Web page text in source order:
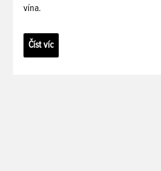
vína.
Číst víc